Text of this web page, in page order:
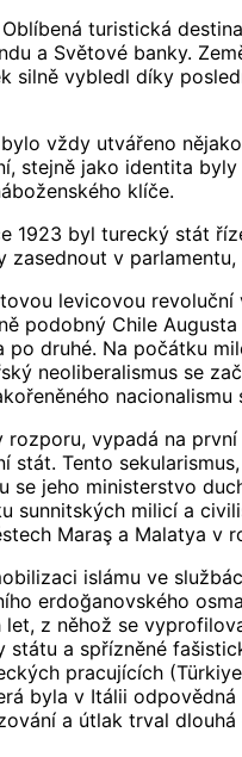
turistická
a Světové banky.
silně vybledl díky
vždy utvářeno
stejně jako identita
klíče.
1923 byl turecký stát
v
levicovou
podobný Chile
druhé. Na počátku
neoliberalismus se
vypadá na
stát. Tento
se jeho ministerstvo
milicí a
Maraş a Malatya v
islámu ve
erdoğanovského
z něhož se
a spřízněné
pracujících
byla v Itálii
a útlak trval